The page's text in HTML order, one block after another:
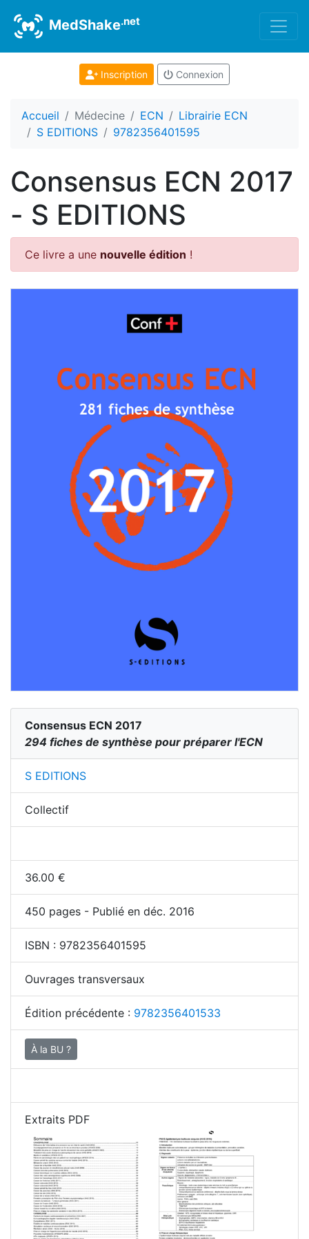
MedShake.net
Inscription Connexion
Accueil Médecine ECN
Librairie ECN
S EDITIONS
9782356401595
Consensus ECN 2017
- S EDITIONS
Ce livre a une nouvelle édition !
Consensus ECN 2017
294 fiches de synthèse pour préparer l'ECN
S EDITIONS
Collectif
36.00 €
450 pages - Publié en déc. 2016
ISBN : 9782356401595
Ouvrages transversaux
Édition précédente : 9782356401533
À la BU ?
Extraits PDF